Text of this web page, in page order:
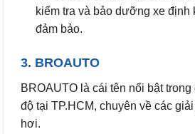
kiểm tra và bảo dưỡng xe
đảm bảo.
3. BROAUTO
BROAUTO là cái tên nổi bật
độ tại TP.HCM, chuyên về các
hơi.